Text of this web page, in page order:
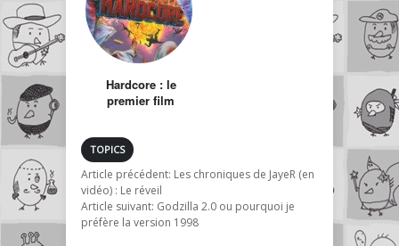
Hardcore : le
premier film
(P.O.V.)
TOPICS
Article précédent: Les chroniques de JayeR (en
vidéo) : Le réveil
Article suivant: Godzilla 2.0 ou pourquoi je
préfère la version 1998